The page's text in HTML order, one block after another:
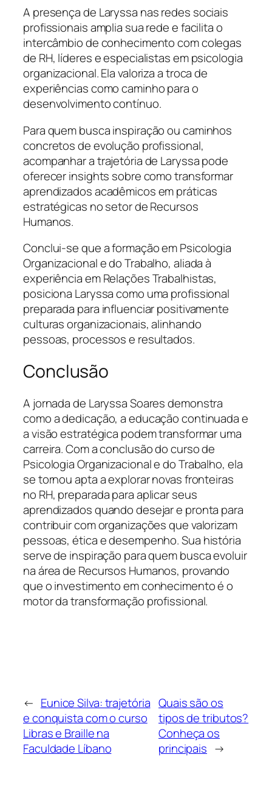
A presença de Laryssa nas redes sociais
profissionais amplia sua rede e facilita o
intercâmbio de conhecimento com colegas
de RH, líderes e especialistas em psicologia
organizacional. Ela valoriza a troca de
experiências como caminho para o
desenvolvimento contínuo.
Para quem busca inspiração ou caminhos
concretos de evolução profissional,
acompanhar a trajetória de Laryssa pode
oferecer insights sobre como transformar
aprendizados acadêmicos em práticas
estratégicas no setor de Recursos
Humanos.
Conclui-se que a formação em Psicologia
Organizacional e do Trabalho, aliada à
experiência em Relações Trabalhistas,
posiciona Laryssa como uma profissional
preparada para influenciar positivamente
culturas organizacionais, alinhando
pessoas, processos e resultados.
Conclusão
A jornada de Laryssa Soares demonstra
como a dedicação, a educação continuada e
a visão estratégica podem transformar uma
carreira. Com a conclusão do curso de
Psicologia Organizacional e do Trabalho, ela
se tornou apta a explorar novas fronteiras
no RH, preparada para aplicar seus
aprendizados quando desejar e pronta para
contribuir com organizações que valorizam
pessoas, ética e desempenho. Sua história
serve de inspiração para quem busca evoluir
na área de Recursos Humanos, provando
que o investimento em conhecimento é o
motor da transformação profissional.
← Eunice Silva: trajetória
e conquista com o curso
Libras e Braille na
Faculdade Líbano
Quais são os
tipos de tributos?
Conheça os
principais →